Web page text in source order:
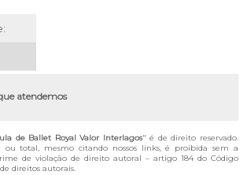
atendemos
de Ballet Royal Valor Interlagos" é de direito reservado.
ou total, mesmo citando nossos links, é proibida sem a
de violação de direito autoral – artigo 184 do Código
direitos autorais.